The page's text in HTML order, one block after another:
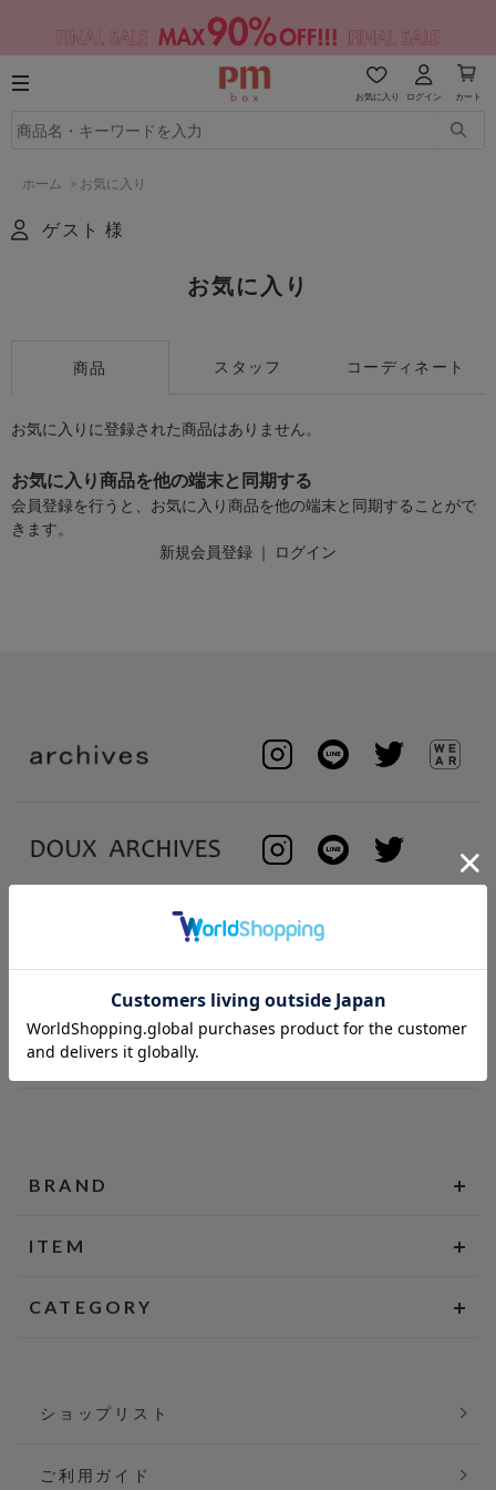
お気に入り ログイン カート
ホーム > お気に入り
ゲスト 様
お気に入り
商品 スタッフ コーディネート
お気に入りに登録された商品はありません。
お気に入り商品を他の端末と同期する
会員登録を行うと、お気に入り商品を他の端末と同期することがで
きます。
新規会員登録 ｜ ログイン
BRAND
ITEM
CATEGORY
ショップリスト
ご利用ガイド